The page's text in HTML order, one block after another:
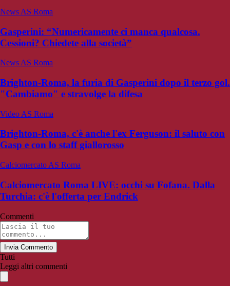
News AS Roma
Gasperini: “Numericamente ci manca qualcosa.
Cessioni? Chiedete alla società”
News AS Roma
Brighton-Roma, la furia di Gasperini dopo il terzo gol.
"Cambiamo" e stravolge la difesa
Video AS Roma
Brighton-Roma, c'è anche l'ex Ferguson: il saluto con
Gasp e con lo staff giallorosso
Calciomercato AS Roma
Calciomercato Roma LIVE: occhi su Fofana. Dalla
Turchia: c'è l'offerta per Endrick
Commenti
Invia Commento
Tutti
Leggi altri commenti